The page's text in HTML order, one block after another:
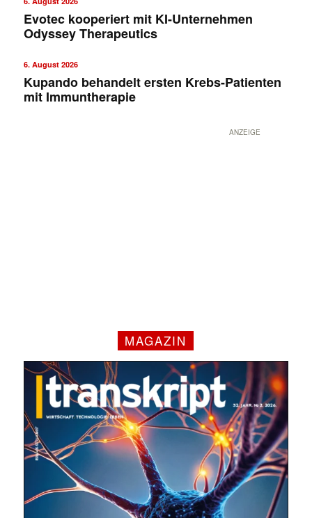
Evotec kooperiert mit KI-Unternehmen
Odyssey Therapeutics
6. August 2026
Kupando behandelt ersten Krebs-Patienten
mit Immuntherapie
ANZEIGE
MAGAZIN